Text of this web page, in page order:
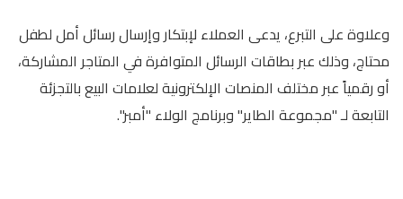
وعلاوة على التبرع، يدعى العملاء لإبتكار وإرسال رسائل أمل لطفل
محتاج، وذلك عبر بطاقات الرسائل المتوافرة في المتاجر المشاركة،
أو رقمياً عبر مختلف المنصات الإلكترونية لعلامات البيع بالتجزئة
التابعة لـ "مجموعة الطاير" وبرنامج الولاء "أمبر".